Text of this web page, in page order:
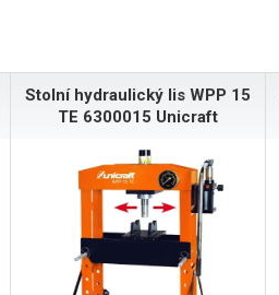
Stolní hydraulický lis WPP 15
TE 6300015 Unicraft